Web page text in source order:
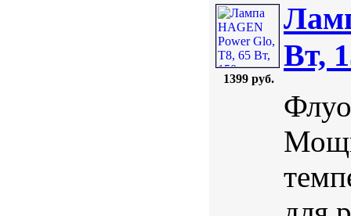
1399 руб.
Вт,